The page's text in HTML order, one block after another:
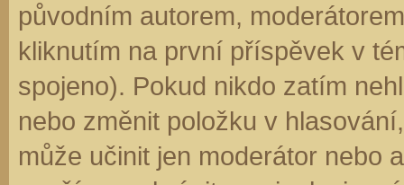
původním autorem,
kliknutím na první příspěvek v
spojeno). Pokud nikdo zatím
nebo změnit položku v
může učinit jen moderátor nebo